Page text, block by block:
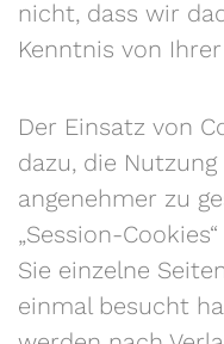
nicht, dass wir
Kenntnis von
Der Einsatz von
dazu, die
angenehmer zu
„Session-
Sie einzelne
einmal besucht